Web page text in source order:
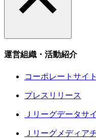
運営組織・活動紹介
コーポレートサイト
プレスリリース
Ｊリーグデータサ
Ｊリーグメディア